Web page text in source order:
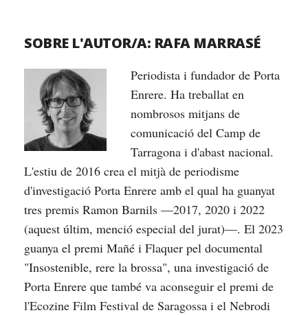
SOBRE L'AUTOR/A: RAFA MARRASÉ
Periodista i fundador de Porta
Enrere. Ha treballat en
nombrosos mitjans de
comunicació del Camp de
Tarragona i d'abast nacional.
L'estiu de 2016 crea el mitjà de periodisme
d'investigació Porta Enrere amb el qual ha guanyat
tres premis Ramon Barnils —2017, 2020 i 2022
(aquest últim, menció especial del jurat)—. El 2023
guanya el premi Mañé i Flaquer pel documental
"Insostenible, rere la brossa", una investigació de
Porta Enrere que també va aconseguir el premi de
l'Ecozine Film Festival de Saragossa i el Nebrodi